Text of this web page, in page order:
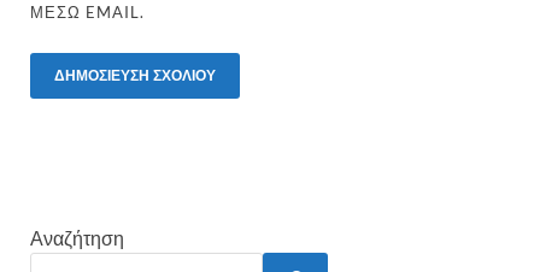
ΜΈΣΩ EMAIL.
Αναζήτηση